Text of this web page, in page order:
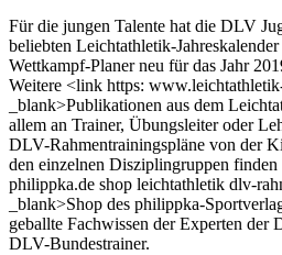
Für die jungen Talente hat die DLV
beliebten Leichtathletik-
Wettkampf-Planer neu für das Jahr
Weitere <link https:
_blank>Publikationen aus dem
allem an Trainer, Übungsleiter oder
DLV-Rahmentrainingspläne von der
den einzelnen Disziplingruppen
philippka.de shop leichtathletik dlv-
_blank>Shop des philippka-
geballte Fachwissen der Experten der
DLV-Bundestrainer.